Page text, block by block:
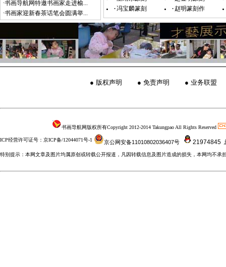
·书画导航网特邀书画家走进榆...
·书画家迎新春茶话笔会圆满举...
·冯宝麟篆刻
·赵明篆刻作
● 版权声明 ● 免责声明 ● 业务联盟
书画导航网版权所有Copyright 2012-2014 Takungpao All Rights Reserved
ICP经营许可证号：京ICP备/12044071号-1 京公网安备11010802036407号 21974845
特别提示：本网文章及图片均属原创或转载公开报道，凡因转载信息及图片造成的损失，本网均不